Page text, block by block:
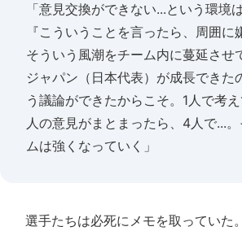
「意見交換ができない...という環境
『こういうことを言ったら、周囲に
そういう風潮をチーム内に蔓延させ
ジャパン（日本代表）が成長できた
う議論ができたからこそ。1人で考
人の意見がまとまったら、4人で...
ムは強くなっていく」
選手たちは必死にメモを取っていた。